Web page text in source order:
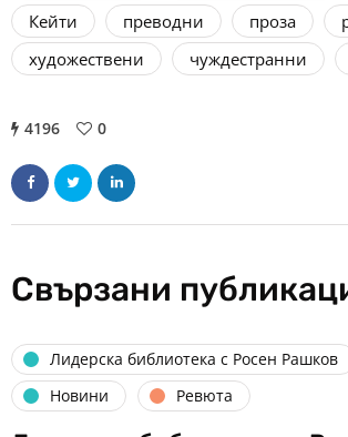
Кейти
преводни проза
художествени
чуждестранни
4196 0
Свързани
Лидерска библиотека с Росен Рашков
Новини
Ревюта